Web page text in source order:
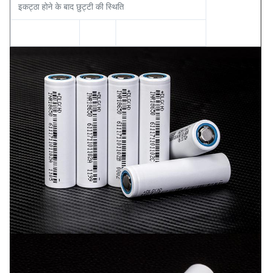
इकट्ठा होने के बाद छुट्टी की स्थिति